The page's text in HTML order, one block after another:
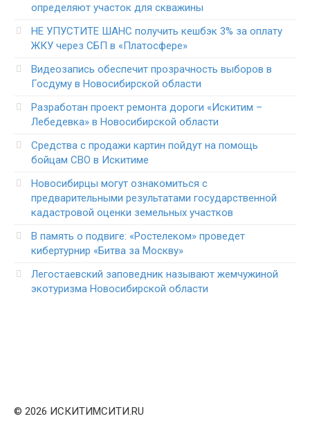
определяют участок для скважины
НЕ УПУСТИТЕ ШАНС получить кешбэк 3% за оплату
ЖКУ через СБП в «Платосфере»
Видеозапись обеспечит прозрачность выборов в
Госдуму в Новосибирской области
Разработан проект ремонта дороги «Искитим –
Лебедевка» в Новосибирской области
Средства с продажи картин пойдут на помощь
бойцам СВО в Искитиме
Новосибирцы могут ознакомиться с
предварительными результатами государственной
кадастровой оценки земельных участков
В память о подвиге: «Ростелеком» проведет
кибертурнир «Битва за Москву»
Легостаевский заповедник называют жемчужиной
экотуризма Новосибирской области
© 2026 ИСКИТИМСИТИ.RU